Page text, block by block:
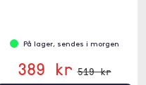
På lager, sendes i morgen
389 kr 519 kr